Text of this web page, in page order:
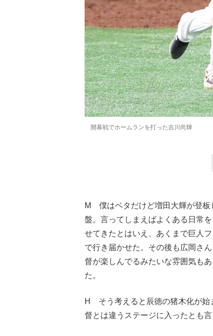
開幕戦でホームランを打った吉川尚輝
M 僕はベタだけど増田大輝が登板
盤。言ってしまえばよくある日常
せてきたとはいえ、あくまで巨人
で行き届かせた。その後も広岡さ
督が楽しんでるみたいな雰囲気も
た。
H そう考えると辰徳の猪木化が始
督とは違うステージに入ったとも言